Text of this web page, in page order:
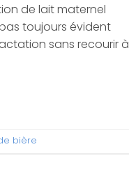
de lait maternel
toujours évident
sans recourir à
bière